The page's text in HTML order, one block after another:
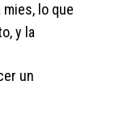
lo que
y la
un